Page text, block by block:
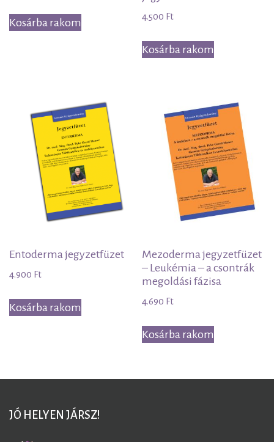
Kosárba rakom
4.500 Ft
Kosárba rakom
Entoderma jegyzetfüzet
4.900 Ft
Kosárba rakom
Mezoderma jegyzetfüzet
– Leukémia – a csontrák
megoldási fázisa
4.690 Ft
Kosárba rakom
JÓ HELYEN JÁRSZ!